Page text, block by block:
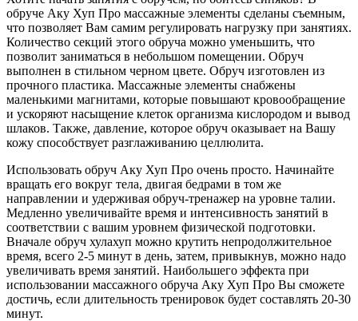
обруче Аку Хуп Про массажные элементы сделаны съемным,
что позволяет Вам самим регулировать нагрузку при занятиях.
Количество секций этого обруча можно уменьшить, что
позволит заниматься в небольшом помещении. Обруч
выполнен в стильном черном цвете. Обруч изготовлен из
прочного пластика. Массажные элементы снабжены
маленькими магнитами, которые повышают кровообращение
и ускоряют насыщение клеток организма кислородом и вывод
шлаков. Также, давление, которое обруч оказывает на Вашу
кожу способствует разглаживанию целлюлита.
Использовать обруч Аку Хуп Про очень просто. Начинайте
вращать его вокруг тела, двигая бедрами в том же
направлении и удерживая обруч-тренажер на уровне талии.
Медленно увеличивайте время и интенсивность занятий в
соответствии с вашим уровнем физической подготовки.
Вначале обруч хулахуп можно крутить непродолжительное
время, всего 2-5 минут в день, затем, привыкнув, можно надо
увеличивать время занятий. Наибольшего эффекта при
использовании массажного обруча Аку Хуп Про Вы сможете
достичь, если длительность тренировок будет составлять 20-30
минут.